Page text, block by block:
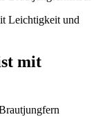
Leichtigkeit und
mit